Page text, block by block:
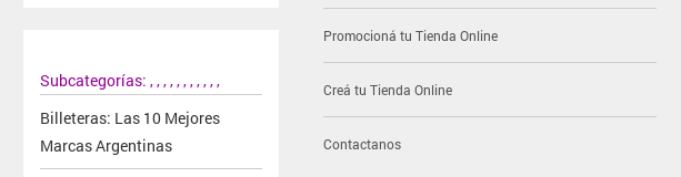
Subcategorías:
Billeteras: Las 10 Mejores
Marcas Argentinas
,,,,,,,,,,,
Promocioná tu Tienda Online
Creá tu Tienda Online
Contactanos